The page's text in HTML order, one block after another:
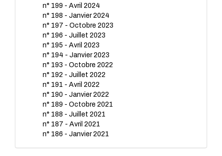
n° 199 - Avril 2024
n° 198 - Janvier 2024
n° 197 - Octobre 2023
n° 196 - Juillet 2023
n° 195 - Avril 2023
n° 194 - Janvier 2023
n° 193 - Octobre 2022
n° 192 - Juillet 2022
n° 191 - Avril 2022
n° 190 - Janvier 2022
n° 189 - Octobre 2021
n° 188 - Juillet 2021
n° 187 - Avril 2021
n° 186 - Janvier 2021